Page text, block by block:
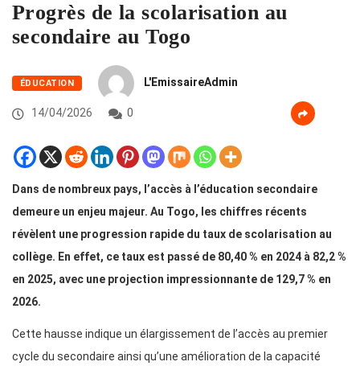
Progrès de la scolarisation au
secondaire au Togo
ÉDUCATION L'EmissaireAdmin
14/04/2026 0
Dans de nombreux pays, l’accès à l’éducation secondaire
demeure un enjeu majeur. Au Togo, les chiffres récents
révèlent une progression rapide du taux de scolarisation au
collège. En effet, ce taux est passé de 80,40 % en 2024 à 82,2 %
en 2025, avec une projection impressionnante de 129,7 % en
2026.
Cette hausse indique un élargissement de l’accès au premier
cycle du secondaire ainsi qu’une amélioration de la capacité